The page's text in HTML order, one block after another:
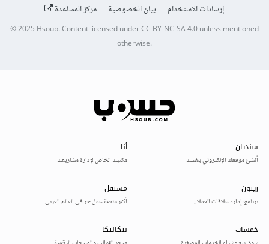
إرشادات الاستخدام
بيان الخصوصية مركز المساعدة
© 2025 Hsoub.Content licensed underCC BY-NC-SA 4.0unless mentioned
otherwise.